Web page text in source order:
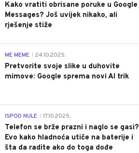
Kako vratiti obrisane poruke u Google
Messages? Još uvijek nikako, ali
rješenje stiže
ME MEME 24.10.2025.
Pretvorite svoje slike u duhovite
mimove: Google sprema novi AI trik
ISPOD NULE 17.10.2025.
Telefon se brže prazni i naglo se gasi?
Evo kako hladnoća utiče na baterije i
šta da radite ako do toga dođe